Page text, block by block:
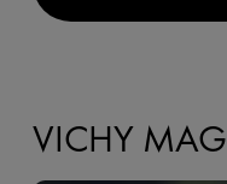
VICHY MAG